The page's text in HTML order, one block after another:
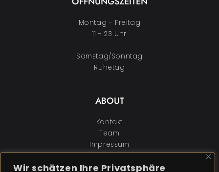
Wir schätzen Ihre Privatsphäre
Montag - Freitag
11 - 23 Uhr
Samstag/Sonntag
Ruhetag
ABOUT
Kontakt
Team
Impressum
Datenschutz